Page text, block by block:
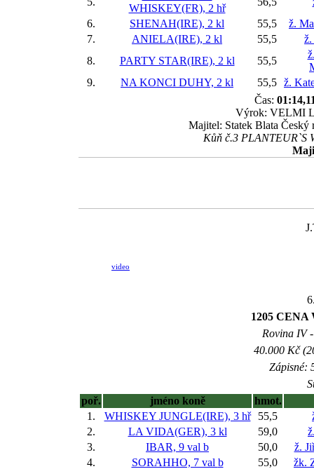
WHISKEY(FR), 2 hř
6.
SHENAH(IRE), 2 kl 55,5
ž.
7.
ANIELA(IRE), 2 kl 55,5
8.
PARTY STAR(IRE), 2 kl 55,5
9.
NA KONCI DUHY, 2 kl 55,5 ž.
Čas:
Výrok: VELMI
Majitel: Statek Blata Český
Kůň č.3 PLANTEUR`S
video
1205
Rovina IV
40.000 Kč
Zápisné:
poř.
jméno koně
hmot.
1.
WHISKEY JUNGLE(IRE), 3 hř 55,5
2.
LA VIDA(GER), 3 kl 59,0
3.
IBAR, 9 val b 50,0
ž.
4.
SORAHHO, 7 val b 55,0
žk.